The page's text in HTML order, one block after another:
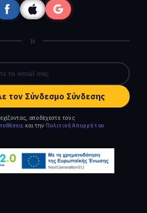
Ή
τον Σύνδεσμο Σύνδεσης
αποδέχεστε τους
και την Πολιτική Απορρήτου